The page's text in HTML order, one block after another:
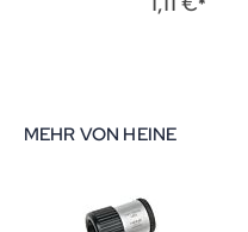
MEHR VON HEINE